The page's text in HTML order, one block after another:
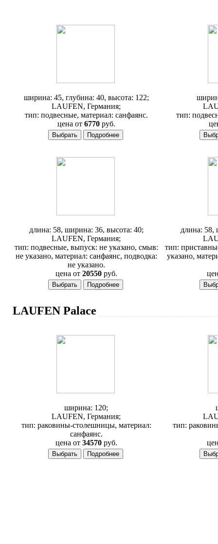
ширина: 45, глубина: 40, высота: 122;
LAUFEN, Германия;
тип: подвесные, материал: санфаянс.
цена от6770 руб.
тип:
длина: 58, ширина: 36, высота: 40;
LAUFEN, Германия;
тип: подвесные, выпуск: не указано, смыв:
не указано, материал: санфаянс, подводка:
не указано.
цена от20550 руб.
длина: 58,
тип:
указано,
LAUFEN Palace
ширина: 120;
LAUFEN, Германия;
тип: раковины-столешницы, материал:
санфаянс.
цена от34570 руб.
тип: